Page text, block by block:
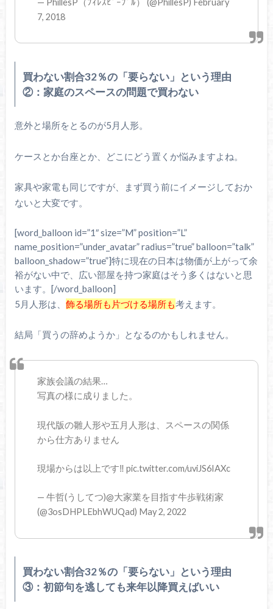
7, 2018
買わない割合32％の「要らない」という理由
②：家庭のスペースの問題で買わない
意外と場所をとるのが5月人形。
ケースとか台座とか、どこにどう置くか悩みますよね。
家具や家電も同じですが、まず買う前にイメージしておか
ないと大変です。
[word_balloon id=”1″ size=”M” position=”L”
name_position=”under_avatar” radius=”true” balloon=”talk”
balloon_shadow=”true”]特に現在の日本は物価が上がって余
裕がない中で、広い部屋を持つ家庭はそう多くはないと思
います。[/word_balloon]
5月人形は、 飾る場所も片づける場所も考えます。
結局「買うの辞めようか」となるのかもしれません。
家族会議の結果…
写真の様に成りました。
現代版の雛人形や五月人形は、スペースの関係
から仕方ありません
現場からは以上です‼️ pic.twitter.com/uviJS6IAXc
— 牛哲(うしてつ)@大家業を目指す牛歩戦術家
(@3osDHPLEbhWUQad) May 2, 2022
買わない割合32％の「要らない」という理由
③：初節句を逃しても来年以降買えばいい